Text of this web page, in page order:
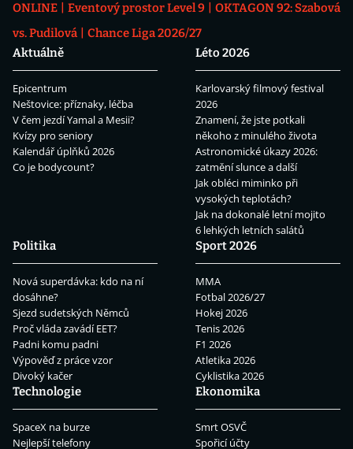
ONLINE
Eventový prostor Level 9
OKTAGON 92: Szabová
vs. Pudilová
Chance Liga 2026/27
Aktuálně
Epicentrum
Neštovice: příznaky, léčba
V čem jezdí Yamal a Mesii?
Kvízy pro seniory
Kalendář úplňků 2026
Co je bodycount?
Léto 2026
Karlovarský filmový festival
2026
Znamení, že jste potkali
někoho z minulého života
Astronomické úkazy 2026:
zatmění slunce a další
Jak obléci miminko při
vysokých teplotách?
Jak na dokonalé letní mojito
6 lehkých letních salátů
Politika
Nová superdávka: kdo na ní
dosáhne?
Sjezd sudetských Němců
Proč vláda zavádí EET?
Padni komu padni
Výpověď z práce vzor
Divoký kačer
Sport 2026
MMA
Fotbal 2026/27
Hokej 2026
Tenis 2026
F1 2026
Atletika 2026
Cyklistika 2026
Technologie
SpaceX na burze
Nejlepší telefony
Ekonomika
Smrt OSVČ
Spořicí účty